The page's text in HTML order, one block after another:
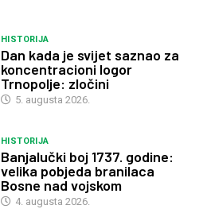
HISTORIJA
Dan kada je svijet saznao za
koncentracioni logor
Trnopolje: zločini
5. augusta 2026.
HISTORIJA
Banjalučki boj 1737. godine:
velika pobjeda branilaca
Bosne nad vojskom
4. augusta 2026.